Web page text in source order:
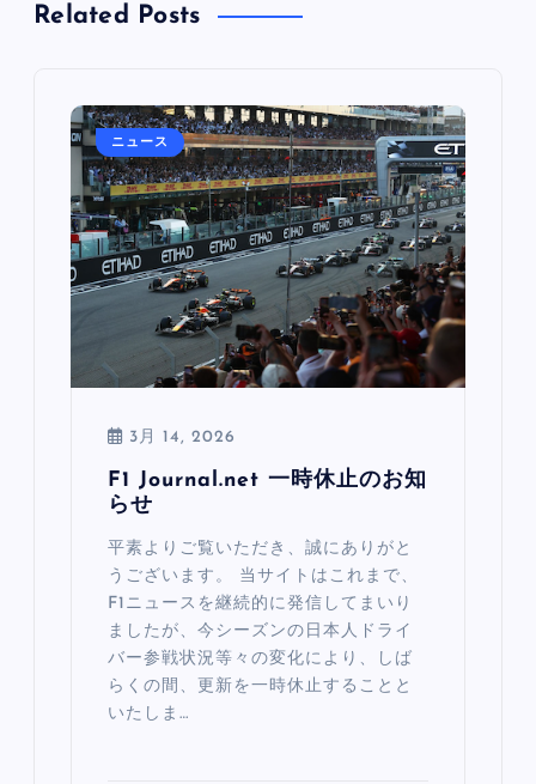
Related Posts
ニュース
3月 14, 2026
F1 Journal.net 一時休止のお知
らせ
平素よりご覧いただき、誠にありがと
うございます。 当サイトはこれまで、
F1ニュースを継続的に発信してまいり
ましたが、今シーズンの日本人ドライ
バー参戦状況等々の変化により、しば
らくの間、更新を一時休止することと
いたしま…